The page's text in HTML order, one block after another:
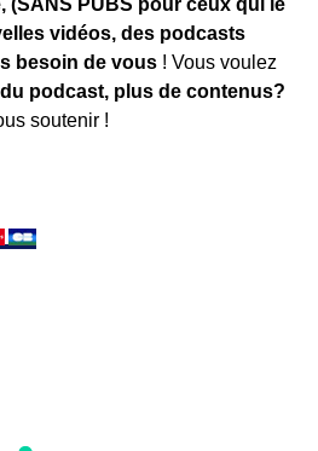
(SANS PUBS pour ceux qui le
vidéos, des podcasts
besoin de vous ! Vous voulez
podcast, plus de contenus?
soutenir !